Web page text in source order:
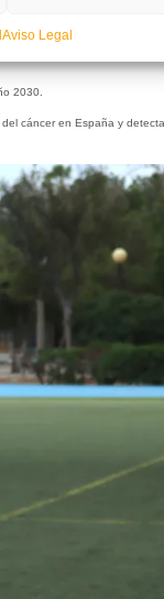
Aviso Legal
2030.
cáncer en España y